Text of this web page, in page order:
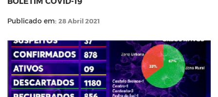
Publicado em: 28 Abril 2021